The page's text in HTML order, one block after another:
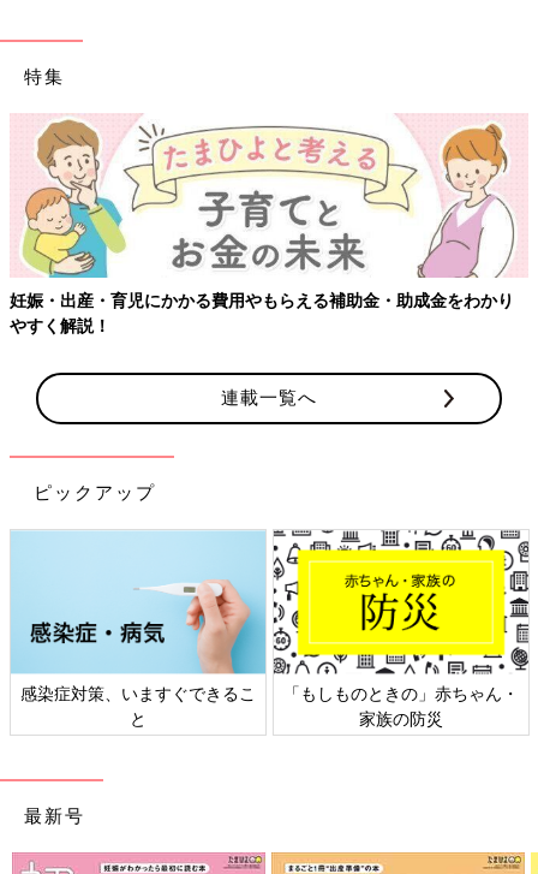
特集
妊娠・出産・育児にかかる費用やもらえる補助金・助成金をわかり
やすく解説！
連載一覧へ
ピックアップ
感染症対策、いますぐできるこ
と
「もしものときの」赤ちゃん・
家族の防災
最新号